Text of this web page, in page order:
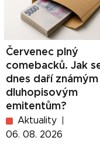
Červenec plný
comebacků. Jak
dnes daří známým
dluhopisovým
emitentům?
Aktuality
06. 08. 2026